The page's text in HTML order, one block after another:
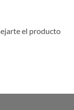
el producto